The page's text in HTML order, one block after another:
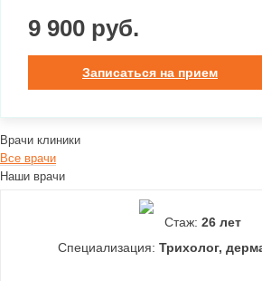
9 900 руб.
Записаться на прием
Врачи клиники
Все врачи
Наши врачи
Стаж: 26 лет
Специализация: Трихолог,